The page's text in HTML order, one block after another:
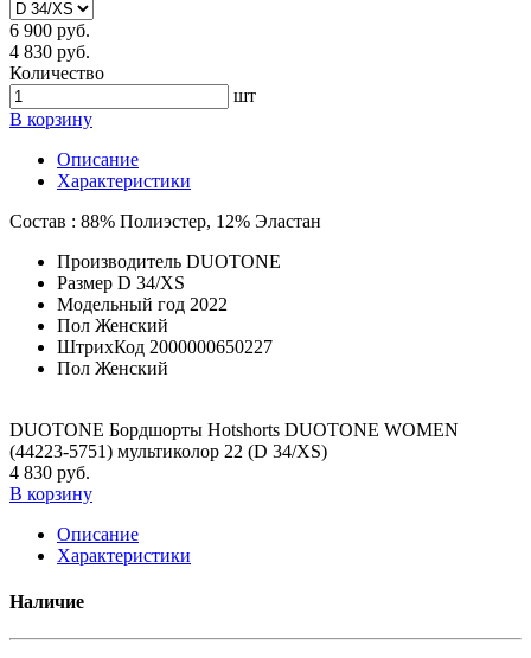
6 900 руб.
4 830 руб.
Количество
шт
В корзину
Описание
Характеристики
Состав : 88% Полиэстер, 12% Эластан
Производитель DUOTONE
Размер D 34/XS
Модельный год 2022
Пол Женский
ШтрихКод 2000000650227
Пол Женский
DUOTONE Бордшорты Hotshorts DUOTONE WOMEN
(44223-5751) мультиколор 22 (D 34/XS)
4 830 руб.
В корзину
Описание
Характеристики
Наличие